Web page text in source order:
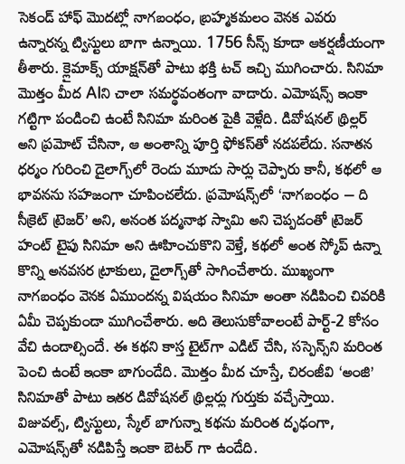
సెకండ్ హాఫ్ మొదట్లో నాగబంధం, బ్రహ్మకమలం వెనక ఎవరు
ఉన్నారన్న ట్విస్టులు బాగా ఉన్నాయి. 1756 సీన్స్ కూడా ఆకర్షణీయంగా
తీశారు. క్లైమాక్స్ యాక్షన్‌తో పాటు భక్తి టచ్ ఇచ్చి ముగించారు. సినిమా
మొత్తం మీద AIని చాలా సమర్థవంతంగా వాడారు. ఎమోషన్స్ ఇంకా
గట్టిగా పండించి ఉంటే సినిమా మరింత పైకి వెళ్లేది. డివోషనల్ థ్రిల్లర్
అని ప్రమోట్ చేసినా, ఆ అంశాన్ని పూర్తి ఫోకస్‌తో నడపలేదు. సనాతన
ధర్మం గురించి డైలాగ్స్‌లో రెండు మూడు సార్లు చెప్పారు కానీ, కథలో ఆ
భావనను సహజంగా చూపించలేదు. ప్రమోషన్స్‌లో ‘నాగబంధం – ది
సీక్రెట్ ట్రెజర్’ అని, అనంత పద్మనాభ స్వామి అని చెప్పడంతో ట్రెజర్
హంట్ టైపు సినిమా అని ఊహించుకొని వెళ్తే, కథలో అంత స్కోప్ ఉన్నా
కొన్ని అనవసర ట్రాకులు, డైలాగ్స్‌తో సాగించేశారు. ముఖ్యంగా
నాగబంధం వెనక ఏముందన్న విషయం సినిమా అంతా నడిపించి చివరికి
ఏమీ చెప్పకుండా ముగించేశారు. అది తెలుసుకోవాలంటే పార్ట్-2 కోసం
వేచి ఉండాల్సిందే. ఈ కథని కాస్త టైట్‌గా ఎడిట్ చేసి, సస్పెన్స్‌ని మరింత
పెంచి ఉంటే ఇంకా బాగుండేది. మొత్తం మీద చూస్తే, చిరంజీవి ‘అంజి’
సినిమాతో పాటు ఇతర డివోషనల్ థ్రిల్లర్లు గుర్తుకు వచ్చేస్తాయి.
విజువల్స్, ట్విస్టులు, స్కేల్ బాగున్నా కథను మరింత దృఢంగా,
ఎమోషన్స్‌తో నడిపిస్తే ఇంకా బెటర్ గా ఉండేది.